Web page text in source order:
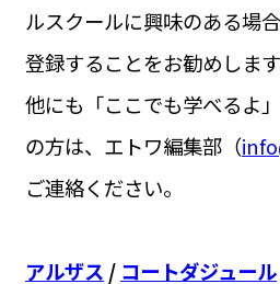
#歴史
#お菓子 #SDGs #アート
ルスクールに興味のある場
登録することをお勧めします
他にも「ここでも学べるよ
の方は、エトワ編集部（
ご連絡ください。
アルザス / コートダジュール